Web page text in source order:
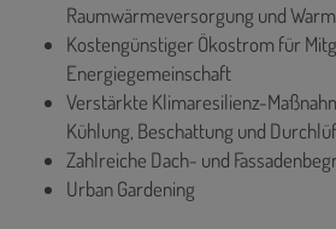
Raumwärmeversorgung und
Kostengünstiger Ökostrom für
Energiegemeinschaft
Verstärkte Klimaresilienz-
Kühlung, Beschattung und
Zahlreiche Dach- und
Urban Gardening